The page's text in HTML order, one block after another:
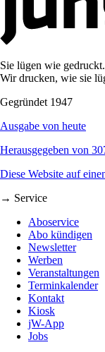
Sie lügen wie gedruckt.
Wir drucken, wie sie
Gegründet 1947
Ausgabe von heute
Herausgegeben von
Diese Website auf
→ Service
Aboservice
Abo kündigen
Newsletter
Werben
Veranstaltungen
Terminkalender
Kontakt
Kiosk
jW-App
Jobs